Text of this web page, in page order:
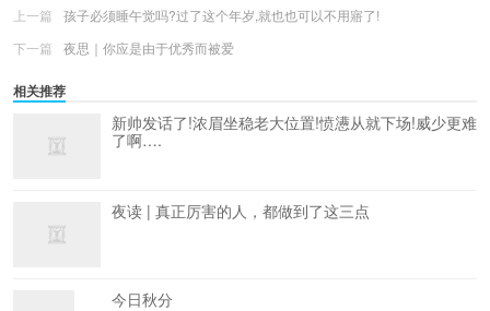
上一篇
孩子必须睡午觉吗?过了这个年岁,就也也可以不用寤了!
下一篇
夜思｜你应是由于优秀而被爱
相关推荐
新帅发话了!浓眉坐稳老大位置!愤懑从就下场!威少更难
了啊….
夜读 | 真正厉害的人，都做到了这三点
今日秋分